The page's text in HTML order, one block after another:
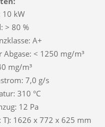
10 kW
> 80 %
A+
Abgase: < 1250 mg/m³
mg/m³
7,0 g/s
310 °C
12 Pa
T): 1626 x 772 x 625 mm